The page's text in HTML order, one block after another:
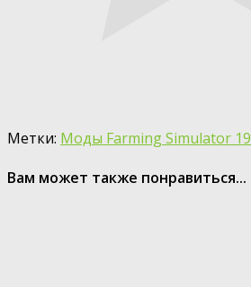
Метки: Моды Farming Simulator 19
Вам может также понравиться...